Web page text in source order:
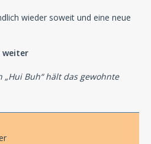
wieder soweit und eine neue
weiter
Buh“ hält das gewohnte